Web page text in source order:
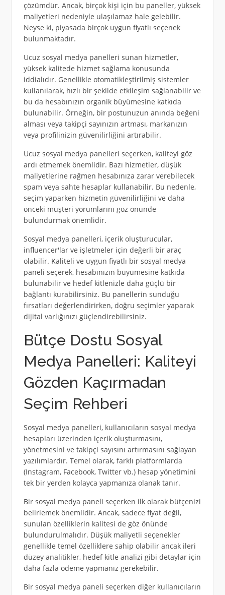
çözümdür. Ancak, birçok kişi için bu paneller, yüksek
maliyetleri nedeniyle ulaşılamaz hale gelebilir.
Neyse ki, piyasada birçok uygun fiyatlı seçenek
bulunmaktadır.
Ucuz sosyal medya panelleri sunan hizmetler,
yüksek kalitede hizmet sağlama konusunda
iddialıdır. Genellikle otomatikleştirilmiş sistemler
kullanılarak, hızlı bir şekilde etkileşim sağlanabilir ve
bu da hesabınızın organik büyümesine katkıda
bulunabilir. Örneğin, bir postunuzun anında beğeni
alması veya takipçi sayınızın artması, markanızın
veya profilinizin güvenilirliğini artırabilir.
Ucuz sosyal medya panelleri seçerken, kaliteyi göz
ardı etmemek önemlidir. Bazı hizmetler, düşük
maliyetlerine rağmen hesabınıza zarar verebilecek
spam veya sahte hesaplar kullanabilir. Bu nedenle,
seçim yaparken hizmetin güvenilirliğini ve daha
önceki müşteri yorumlarını göz önünde
bulundurmak önemlidir.
Sosyal medya panelleri, içerik oluşturucular,
influencer'lar ve işletmeler için değerli bir araç
olabilir. Kaliteli ve uygun fiyatlı bir sosyal medya
paneli seçerek, hesabınızın büyümesine katkıda
bulunabilir ve hedef kitlenizle daha güçlü bir
bağlantı kurabilirsiniz. Bu panellerin sunduğu
fırsatları değerlendirirken, doğru seçimler yaparak
dijital varlığınızı güçlendirebilirsiniz.
Bütçe Dostu Sosyal
Medya Panelleri: Kaliteyi
Gözden Kaçırmadan
Seçim Rehberi
Sosyal medya panelleri, kullanıcıların sosyal medya
hesapları üzerinden içerik oluşturmasını,
yönetmesini ve takipçi sayısını artırmasını sağlayan
yazılımlardır. Temel olarak, farklı platformlarda
(Instagram, Facebook, Twitter vb.) hesap yönetimini
tek bir yerden kolayca yapmanıza olanak tanır.
Bir sosyal medya paneli seçerken ilk olarak bütçenizi
belirlemek önemlidir. Ancak, sadece fiyat değil,
sunulan özelliklerin kalitesi de göz önünde
bulundurulmalıdır. Düşük maliyetli seçenekler
genellikle temel özelliklere sahip olabilir ancak ileri
düzey analitikler, hedef kitle analizi gibi detaylar için
daha fazla ödeme yapmanız gerekebilir.
Bir sosyal medya paneli seçerken diğer kullanıcıların